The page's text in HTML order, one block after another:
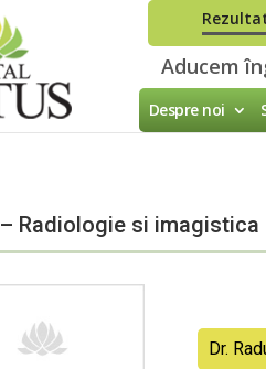
Despre noi
– Radiologie si imagistica
Dr.